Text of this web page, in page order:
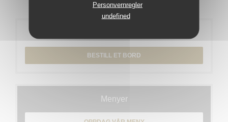
Personvernregler
undefined
BESTILL ET BORD
Menyer